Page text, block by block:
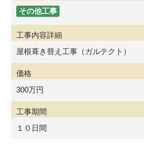
その他工事
工事内容詳細
屋根葺き替え工事（ガルテクト）
価格
300万円
工事期間
１０日間